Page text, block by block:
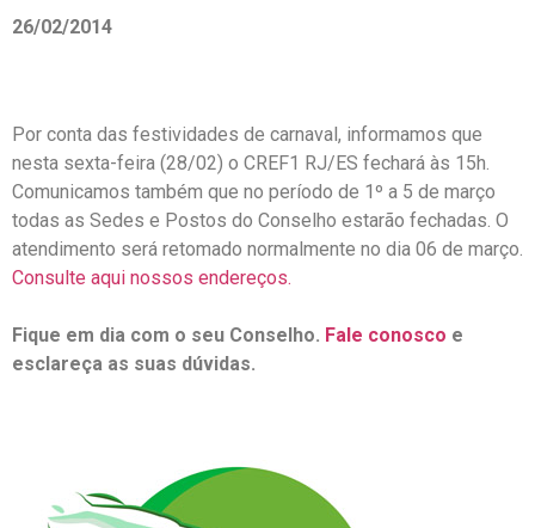
26/02/2014
Por conta das festividades de carnaval, informamos que
nesta sexta-feira (28/02) o CREF1 RJ/ES fechará às 15h.
Comunicamos também que no período de 1º a 5 de março
todas as Sedes e Postos do Conselho estarão fechadas. O
atendimento será retomado normalmente no dia 06 de março.
Consulte aqui nossos endereços.
Fique em dia com o seu Conselho. Fale conosco e
esclareça as suas dúvidas.